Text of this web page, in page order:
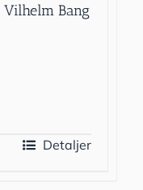
Vilhelm Bang
Detaljer